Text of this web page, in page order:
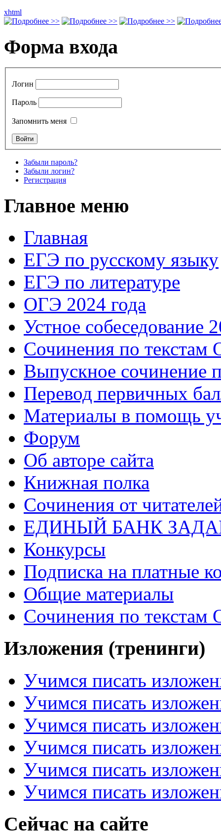
xhtml
Форма входа
Логин
Пароль
Запомнить меня
Забыли пароль?
Забыли логин?
Регистрация
Главное меню
Главная
ЕГЭ по русскому языку
ЕГЭ по литературе
ОГЭ 2024 года
Устное собеседование
Сочинения по текстам
Выпускное сочинение
Перевод первичных
Материалы в помощь
Форум
Об авторе сайта
Книжная полка
Cочинения от
ЕДИНЫЙ БАНК
Конкурсы
Подписка на платные
Общие материалы
Сочинения по текстам
Изложения (тренинги)
Учимся писать
Учимся писать
Учимся писать
Учимся писать
Учимся писать
Учимся писать
Сейчас на сайте